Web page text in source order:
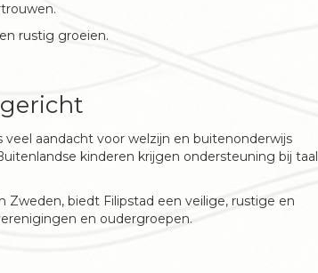
rustig groeien.
veel aandacht voor welzijn en buitenonderwijs
kinderen krijgen ondersteuning bij taal
biedt Filipstad een veilige, rustige en
en oudergroepen.